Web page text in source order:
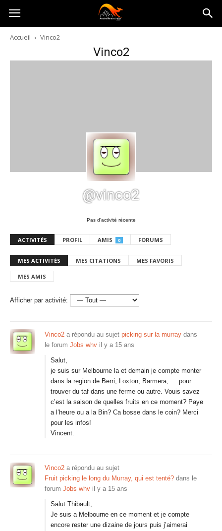
Australia-
australie.com
Accueil Vinco2
Vinco2
@vinco2
Pas d’activité récente
ACTIVITÉS PROFIL AMIS 0 FORUMS
MES ACTIVITÉS MES CITATIONS MES FAVORIS
MES AMIS
Afficher par activité:
Vinco2 a répondu au sujet picking sur la murray dans
le forum Jobs whv il y a 15 ans
Salut,
je suis sur Melbourne la et demain je compte monter
dans la region de Berri, Loxton, Barmera, … pour
trouver du taf dans une ferme ou autre. Vouis savez
c’est la saison de quelles fruits en ce moment? Paye
a l’heure ou a la Bin? Ca bosse dans le coin? Merci
pour les infos!
Vincent.
Vinco2 a répondu au sujet
Fruit picking le long du Murray, qui est tenté? dans le
forum Jobs whv il y a 15 ans
Salut Thibault,
Je suis a Melbourne en ce moment et je compte
encore rester une dizaine de jours puis j’aimerai